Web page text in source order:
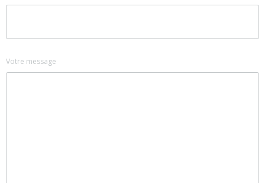
Votre message